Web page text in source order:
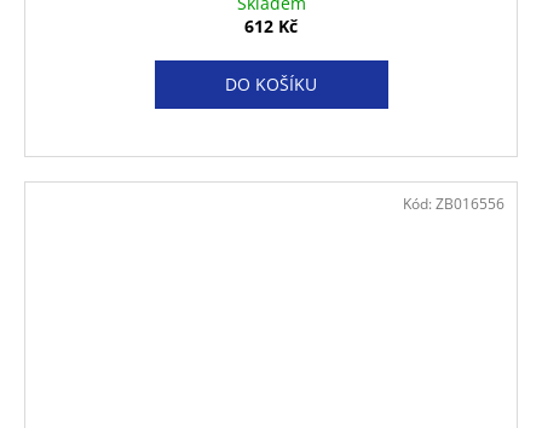
612 Kč
DO KOŠÍKU
Kód: ZB016556